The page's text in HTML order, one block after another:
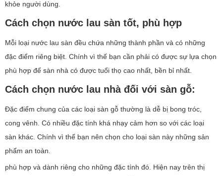
khỏe người dùng.
Cách chọn nước lau sàn tốt, phù hợp
Mỗi loại nước lau sàn đều chứa những thành phần và có những
đặc điểm riêng biệt. Chính vì thế bạn cần phải có được sự lựa chọn
phù hợp để sàn nhà có được tuổi thọ cao nhất, bền bỉ nhất.
Cách chọn nước lau nhà đối với sàn gỗ:
Đặc điểm chung của các loại sàn gỗ thường là dễ bị bong tróc,
cong vênh. Có nhiều đặc tính khá nhạy cảm hơn so với các loại
sàn khác. Chính vì thế bạn nên chọn cho loại sàn này những sản
phẩm an toàn.
phù hợp và dành riêng cho những đặc tính đó. Hiện nay trên thị